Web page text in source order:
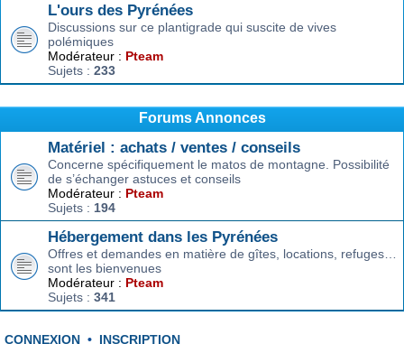
L'ours des Pyrénées
Discussions sur ce plantigrade qui suscite de vives
polémiques
Modérateur : Pteam
Sujets : 233
Forums Annonces
Matériel : achats / ventes / conseils
Concerne spécifiquement le matos de montagne. Possibilité
de s’échanger astuces et conseils
Modérateur : Pteam
Sujets : 194
Hébergement dans les Pyrénées
Offres et demandes en matière de gîtes, locations, refuges…
sont les bienvenues
Modérateur : Pteam
Sujets : 341
CONNEXION • INSCRIPTION